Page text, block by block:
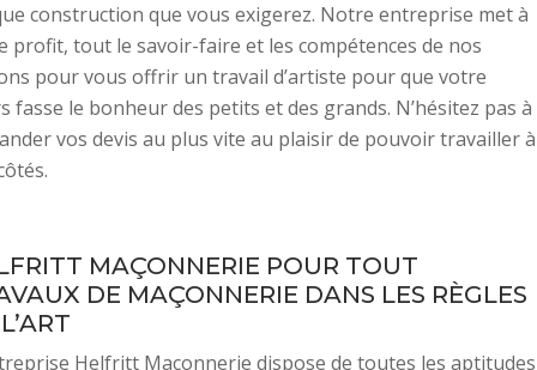
construction que vous exigerez. Notre entreprise met à
profit, tout le savoir-faire et les compétences de nos
pour vous offrir un travail d’artiste pour que votre
fasse le bonheur des petits et des grands. N’hésitez pas à
vos devis au plus vite au plaisir de pouvoir travailler à
MAÇONNERIE POUR TOUT
DE MAÇONNERIE DANS LES RÈGLES
Helfritt Maçonnerie dispose de toutes les aptitudes